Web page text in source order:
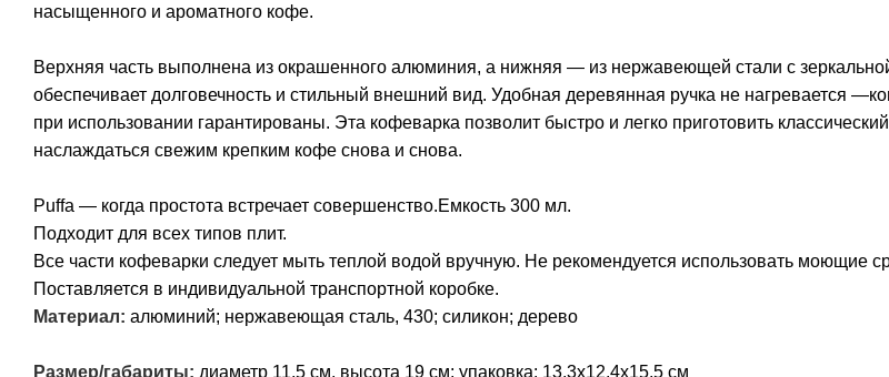
насыщенного и ароматного кофе.
Верхняя часть выполнена из окрашенного алюминия, а нижняя — из нержавеющей стали с
обеспечивает долговечность и стильный внешний вид. Удобная деревянная ручка не нагревается
при использовании гарантированы. Эта кофеварка позволит быстро и легко приготовить
наслаждаться свежим крепким кофе снова и снова.
Puffa — когда простота встречает совершенство.Емкость 300 мл.
Подходит для всех типов плит.
Все части кофеварки следует мыть теплой водой вручную. Не рекомендуется использовать моющие
Поставляется в индивидуальной транспортной коробке.
Материал: алюминий; нержавеющая сталь, 430; силикон; дерево
Размер/габариты: диаметр 11,5 см, высота 19 см; упаковка: 13,3х12,4х15,5 см